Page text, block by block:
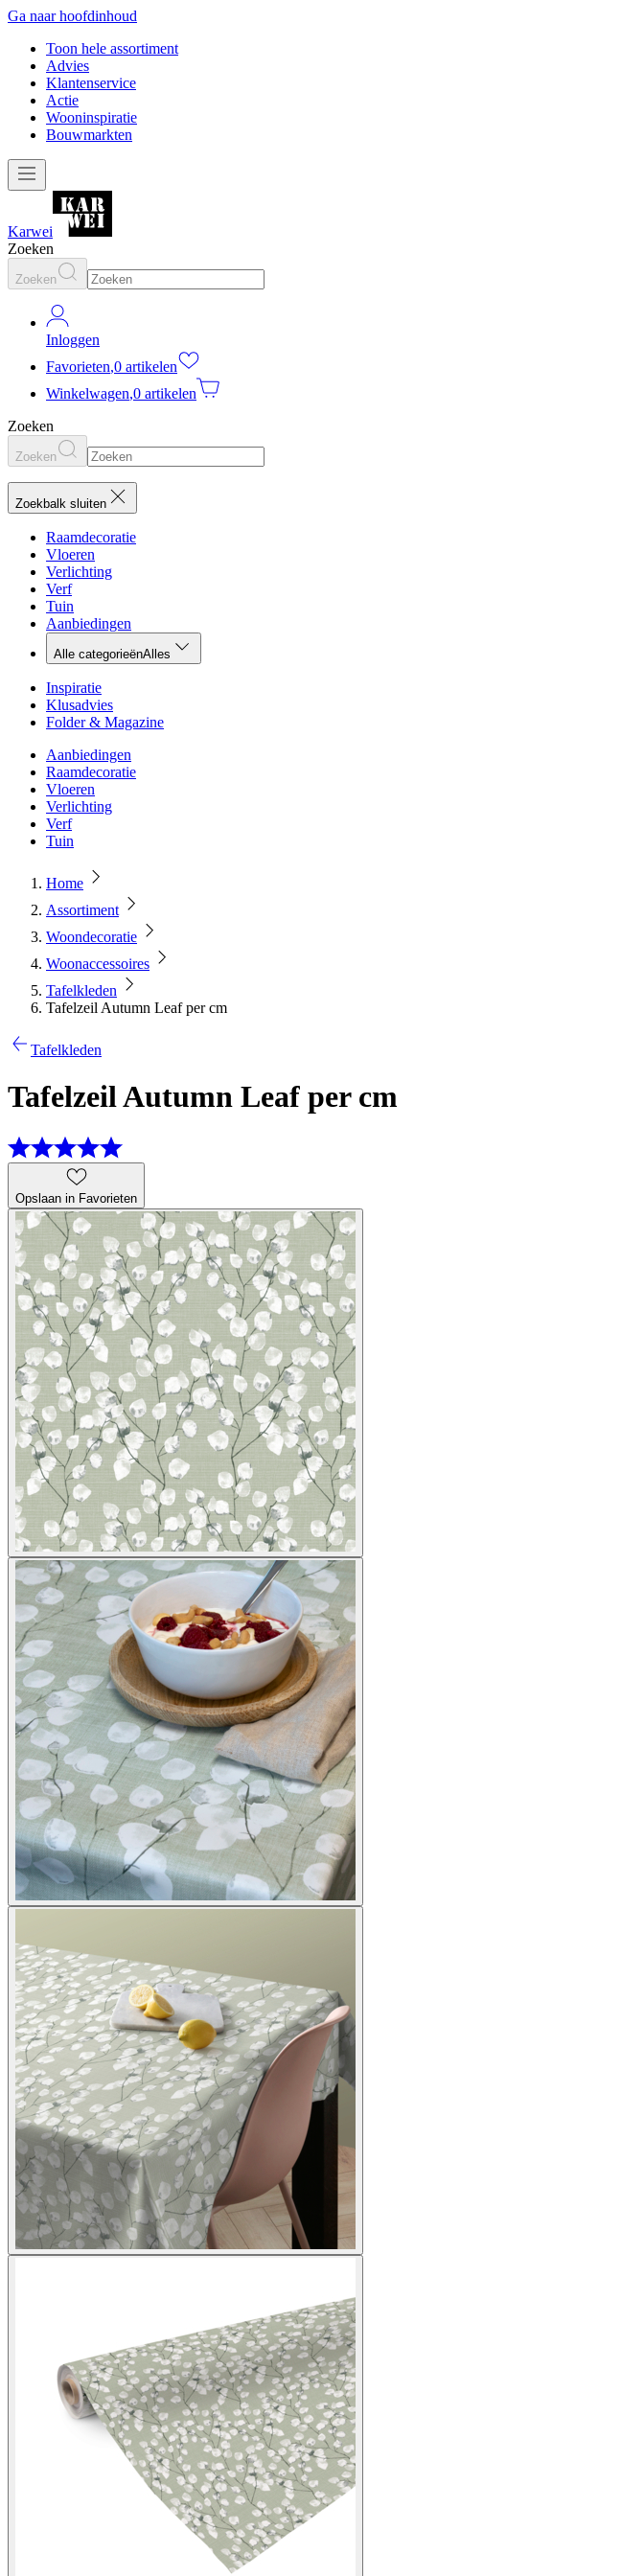
Ga naar hoofdinhoud
Toon hele assortiment
Advies
Klantenservice
Actie
Wooninspiratie
Bouwmarkten
Karwei
Zoeken
Zoeken
Inloggen
Favorieten,0 artikelen
Winkelwagen,0 artikelen
Zoeken
Zoeken
Zoekbalk sluiten
Raamdecoratie
Vloeren
Verlichting
Verf
Tuin
Aanbiedingen
Alle categorieënAlles
Inspiratie
Klusadvies
Folder & Magazine
Aanbiedingen
Raamdecoratie
Vloeren
Verlichting
Verf
Tuin
Home
Assortiment
Woondecoratie
Woonaccessoires
Tafelkleden
Tafelzeil Autumn Leaf per cm
Tafelkleden
Tafelzeil Autumn Leaf per cm
Opslaan in Favorieten